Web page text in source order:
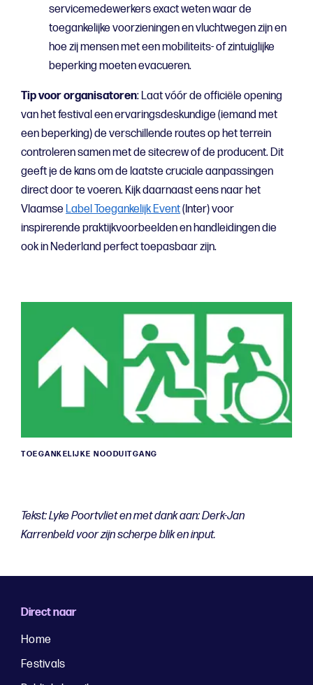
servicemedewerkers exact weten waar de
toegankelijke voorzieningen en vluchtwegen zijn en
hoe zij mensen met een mobiliteits- of zintuiglijke
beperking moeten evacueren.
Tip voor organisatoren: Laat vóór de officiële opening
van het festival een ervaringsdeskundige (iemand met
een beperking) de verschillende routes op het terrein
controleren samen met de sitecrew of de producent. Dit
geeft je de kans om de laatste cruciale aanpassingen
direct door te voeren. Kijk daarnaast eens naar het
VlaamseLabel Toegankelijk Event(Inter) voor
inspirerende praktijkvoorbeelden en handleidingen die
ook in Nederland perfect toepasbaar zijn.
TOEGANKELIJKE NOODUITGANG
Tekst: Lyke Poortvliet en met dank aan: Derk-Jan
Karrenbeld voor zijn scherpe blik en input.
Direct naar
Home
Festivals